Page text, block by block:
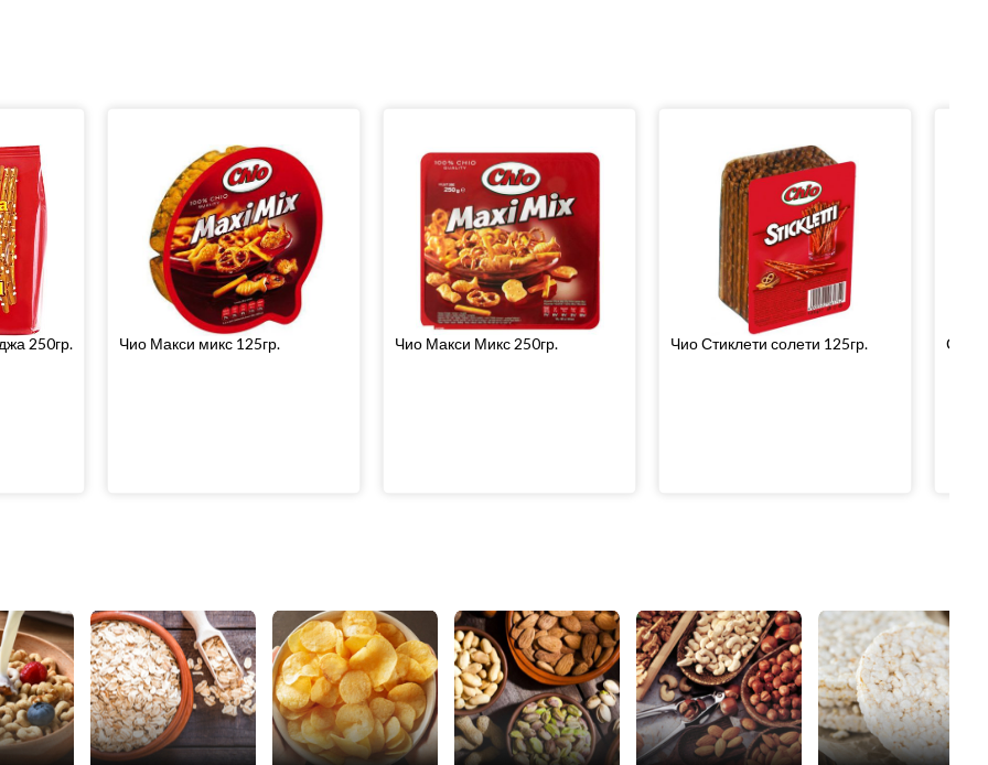
250гр. Чио Макси микс 125гр. Чио Макси Микс 250гр. Чио Стиклети солети 125гр.